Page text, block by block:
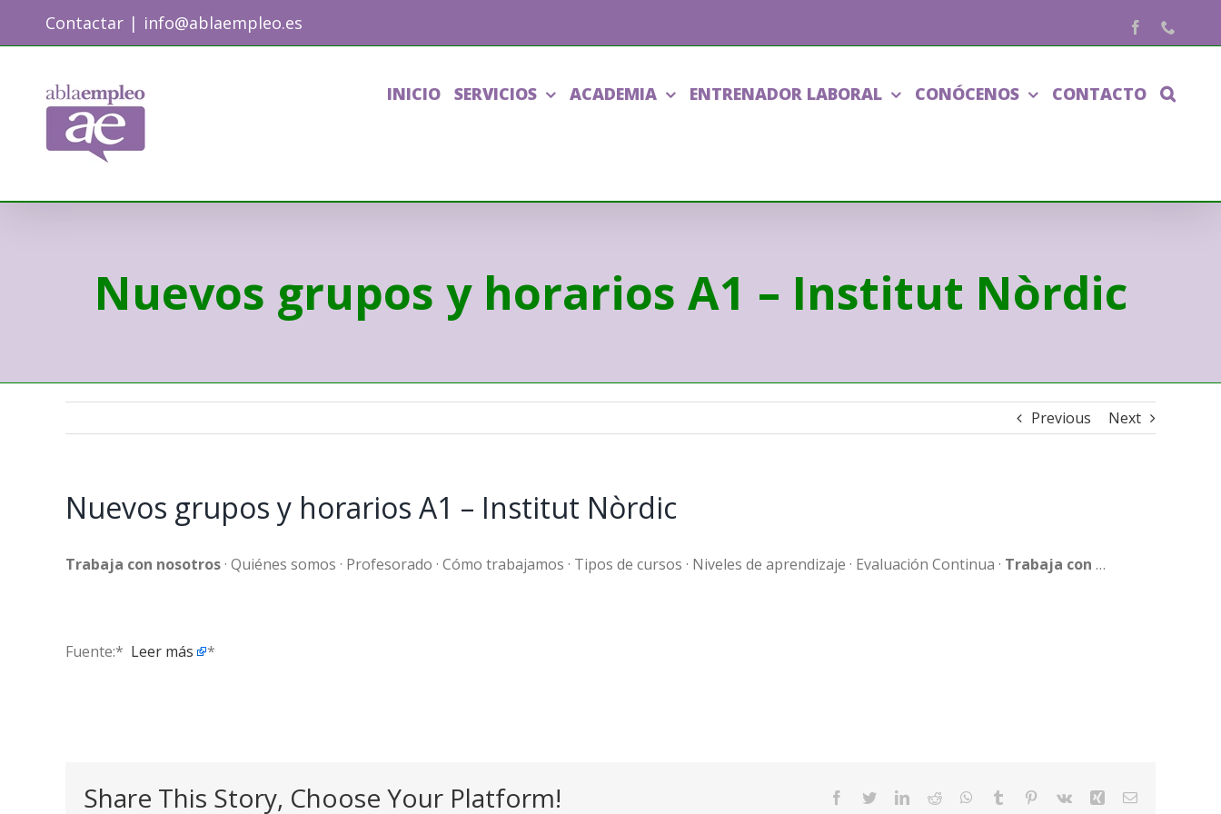
Contactar | info@ablaempleo.es Facebook
INICIO SERVICIOS ACADEMIA ENTRENADOR LABORAL CONÓCENOS CONTACTO
Nuevos grupos y horarios A1 – Institut Nòrdic
Previous Next
Nuevos grupos y horarios A1 – Institut Nòrdic
Trabaja con nosotros· Quiénes somos · Profesorado · Cómo trabajamos · Tipos de cursos · Niveles de aprendizaje · Evaluación Continua · Trabaja con …
Fuente:* ​ Leer más *
Share This Story, Choose Your Platform! Facebook
TwitterLinkedIn
Reddit WhatsApp
Tumblr Pinterest
Vk Xing Email